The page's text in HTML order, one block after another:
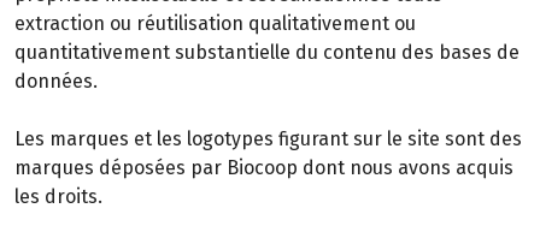
extraction ou réutilisation qualitativement ou
quantitativement substantielle du contenu des bases de
données.
Les marques et les logotypes figurant sur le site sont des
marques déposées par Biocoop dont nous avons acquis
les droits.